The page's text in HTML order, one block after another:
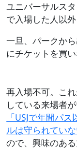
ユニバーサルス
で入場した人以
一旦、パークか
にチケットを買
再入場不可。こ
している来場者
「USJで年間パ
ルは守られてい
ので、興味のあ